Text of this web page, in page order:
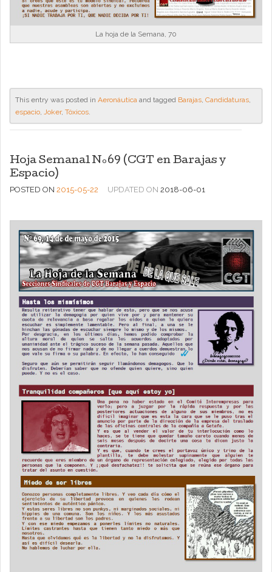
La hoja de la Semana, 70
This entry was posted in Aeronáutica and tagged Barajas, Candidaturas,
espacio, Joker, Tóxicos.
Hoja Semanal Nº69 (CGT en Barajas y
Espacio)
POSTED ON 2015-05-22 UPDATED ON 2018-06-01